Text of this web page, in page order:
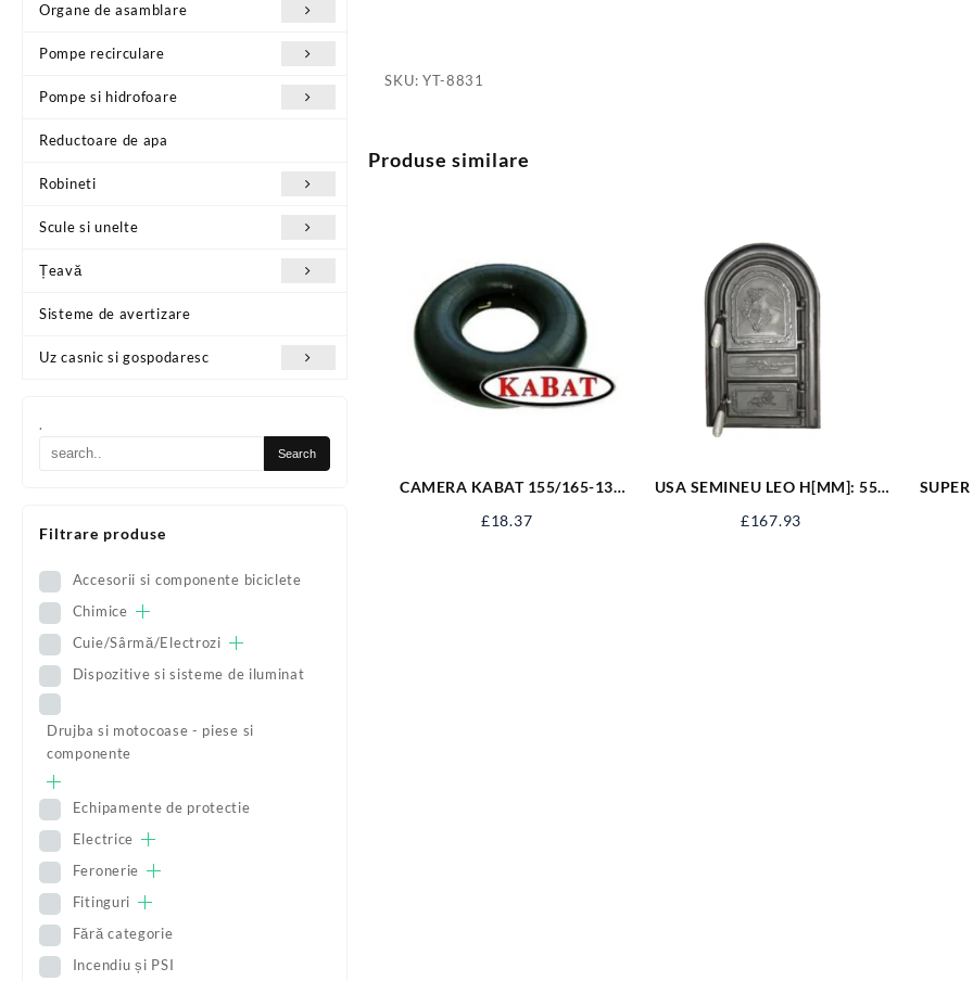
Organe de asamblare
Pompe recirculare
Pompe si hidrofoare
Reductoare de apa
Robineti
Scule si unelte
Țeavă
Sisteme de avertizare
Uz casnic si gospodaresc
.
Filtrare produse
Accesorii si componente biciclete
Chimice
Cuie/Sârmă/Electrozi
Dispozitive si sisteme de iluminat
Drujba si motocoase - piese si
componente
Echipamente de protectie
Electrice
Feronerie
Fitinguri
Fără categorie
Incendiu și PSI
SKU: YT-8831
Produse similare
CAMERA KABAT 155/165-13
£18.37
USA SEMINEU LEO H[MM]: 555
£167.93